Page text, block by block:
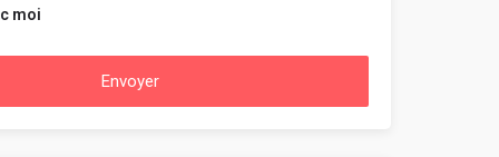
moi
Envoyer